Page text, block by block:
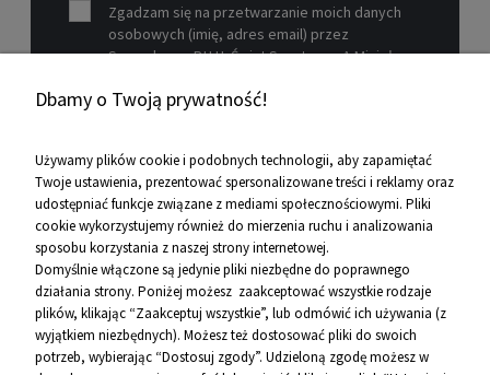
Zgadzam się na przetwarzanie moich danych
osobowych (imię, adres email) przez
Sprzedawcę P.H.U. Świat Sportu s.c. A.Mizioł,
19-26-977 w celu marketingowym.
Pomoc
Informacje
O firmie
Kontakt
Dbamy o Twoją prywatność!
Używamy plików cookie i podobnych technologii, aby zapamiętać
Twoje ustawienia, prezentować spersonalizowane treści i reklamy oraz
udostępniać funkcje związane z mediami społecznościowymi. Pliki
cookie wykorzystujemy również do mierzenia ruchu i analizowania
sposobu korzystania z naszej strony internetowej.
Domyślnie włączone są jedynie pliki niezbędne do poprawnego
działania strony. Poniżej możesz zaakceptować wszystkie rodzaje
plików, klikając “Zaakceptuj wszystkie”, lub odmówić ich używania (z
wyjątkiem niezbędnych). Możesz też dostosować pliki do swoich
potrzeb, wybierając “Dostosuj zgody”. Udzieloną zgodę możesz w